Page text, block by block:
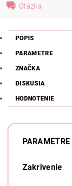
Otázka
POPIS
PARAMETRE
ZNAČKA
DISKUSIA
HODNOTENIE
Zakrivenie